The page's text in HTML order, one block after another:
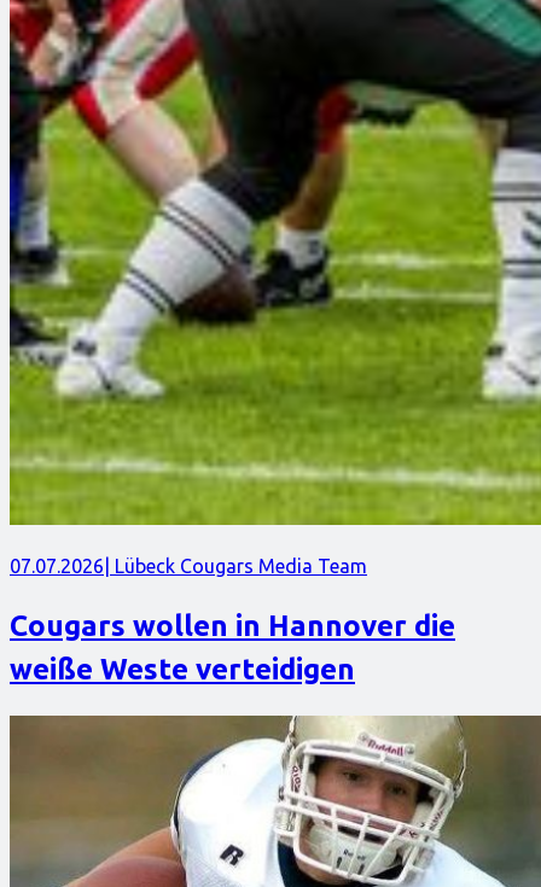
07.07.2026 | Lübeck Cougars Media Team
Cougars wollen in Hannover die
weiße Weste verteidigen